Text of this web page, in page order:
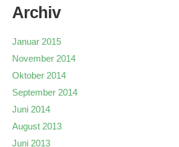
Archiv
Januar 2015
November 2014
Oktober 2014
September 2014
Juni 2014
August 2013
Juni 2013